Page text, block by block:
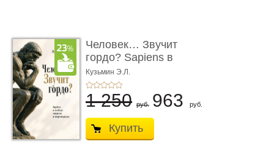
Человек… Звучит
гордо? Sapiens в
тенётах социума � ...
Кузьмин Э.Л.
1 250 руб. 963 руб.
Купить